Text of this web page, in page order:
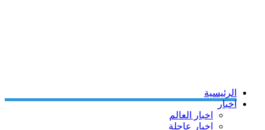
الرئيسية
اخبار
اخبار العالم
اخبار عاجلة